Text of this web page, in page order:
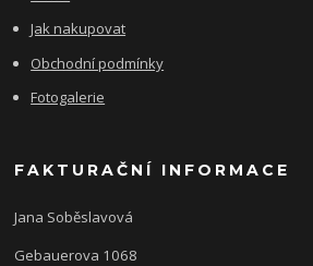
Jak nakupovat
Obchodní podmínky
Fotogalerie
FAKTURAČNÍ INFORMACE
Jana Soběslavová
Gebauerova 1068